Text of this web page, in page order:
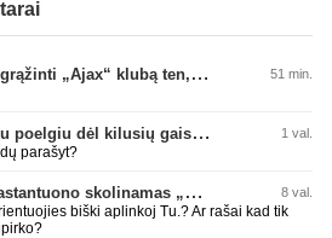
M. ter Stegenas: „Turime grąžinti „Ajax“ klubą ten, kur jam priklauso“ 51 min.
L. Messi pasižymėjo kliniu poelgiu dėl kilusių gaisrų Madride 1 val.
parašyt?
„Real“ priklausantis F. Mastantuono skolinamas „Fiorentina“ ekipai 8 val.
biški aplinkoj Tu.? Ar rašai kad tik